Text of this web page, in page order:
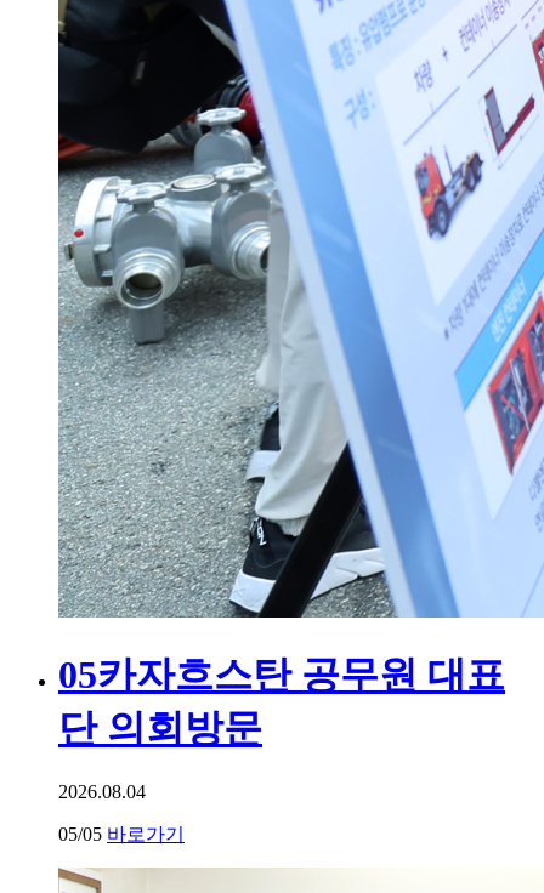
05카자흐스탄 공무원 대표
단 의회방문
2026.08.04
05/05 바로가기